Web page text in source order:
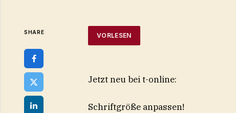
SHARE VORLESEN
Jetzt neu bei t-online:
Schriftgröße anpassen!